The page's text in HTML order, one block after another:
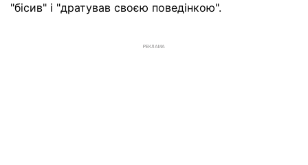
"бісив" і "дратував своєю поведінкою".
РЕКЛАМА